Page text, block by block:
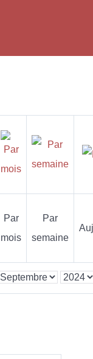
Par
mois
Par
semaine